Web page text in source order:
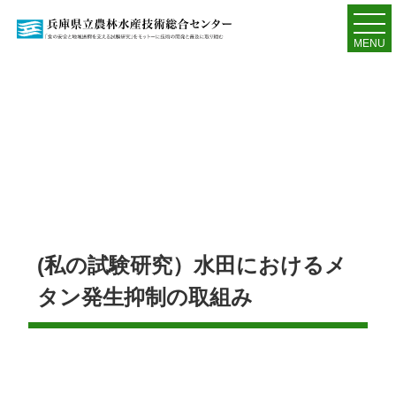
MENU
(私の試験研究）水田におけるメ
タン発生抑制の取組み